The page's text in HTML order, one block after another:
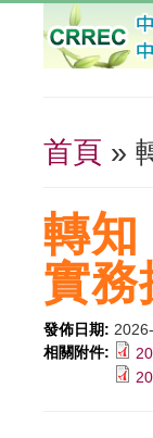
您在這裡
首頁 »
轉知
實務
發佈日期:
相關附件: